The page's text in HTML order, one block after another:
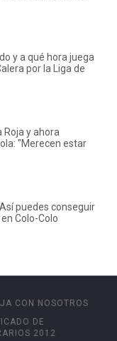
y a qué hora juega
por la Liga de
Roja y ahora
"Merecen estar
puedes conseguir
Colo-Colo
CON NOSOTROS
DE
2012